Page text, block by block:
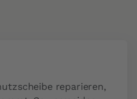
reparieren,